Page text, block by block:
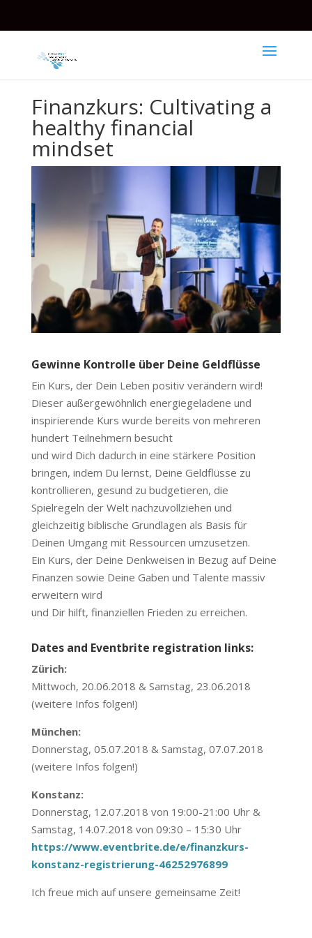
Finanzkurs: Cultivating a
healthy financial
mindset
Gewinne Kontrolle über Deine Geldflüsse
Ein Kurs, der Dein Leben positiv verändern wird!
Dieser außergewöhnlich energiegeladene und
inspirierende Kurs wurde bereits von mehreren
hundert Teilnehmern besucht
und wird Dich dadurch in eine stärkere Position
bringen, indem Du lernst, Deine Geldflüsse zu
kontrollieren, gesund zu budgetieren, die
Spielregeln der Welt nachzuvollziehen und
gleichzeitig biblische Grundlagen als Basis für
Deinen Umgang mit Ressourcen umzusetzen.
Ein Kurs, der Deine Denkweisen in Bezug auf Deine
Finanzen sowie Deine Gaben und Talente massiv
erweitern wird
und Dir hilft, finanziellen Frieden zu erreichen.
Dates and Eventbrite registration links:
Zürich:
Mittwoch, 20.06.2018 & Samstag, 23.06.2018
(weitere Infos folgen!)
München:
Donnerstag, 05.07.2018 & Samstag, 07.07.2018
(weitere Infos folgen!)
Konstanz:
Donnerstag, 12.07.2018 von 19:00-21:00 Uhr &
Samstag, 14.07.2018 von 09:30 – 15:30 Uhr
https://www.eventbrite.de/e/finanzkurs-
konstanz-registrierung-46252976899
Ich freue mich auf unsere gemeinsame Zeit!